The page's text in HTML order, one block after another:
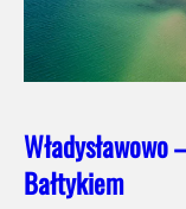
Bałtykiem